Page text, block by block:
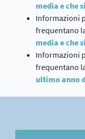
media e che
Informazioni
frequentano
media e che
Informazioni
frequentano
ultimo anno